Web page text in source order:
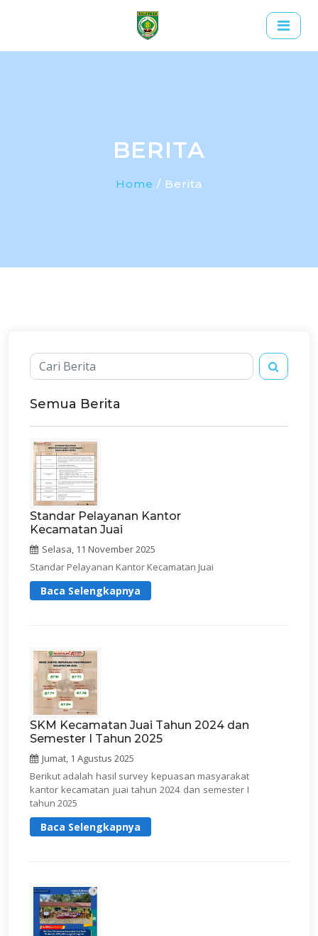
BERITA
Home / Berita
Semua Berita
Standar Pelayanan Kantor
Kecamatan Juai
Selasa, 11 November 2025
Standar Pelayanan Kantor Kecamatan Juai
Baca Selengkapnya
SKM Kecamatan Juai Tahun 2024 dan
Semester I Tahun 2025
Jumat, 1 Agustus 2025
Berikut adalah hasil survey kepuasan masyarakat
kantor kecamatan juai tahun 2024 dan semester I
tahun 2025
Baca Selengkapnya